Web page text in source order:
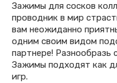
Зажимы для сосков
проводник в мир
вам неожиданно
одним своим видом
партнере! Разнообразь
Зажимы подходят как
игр.